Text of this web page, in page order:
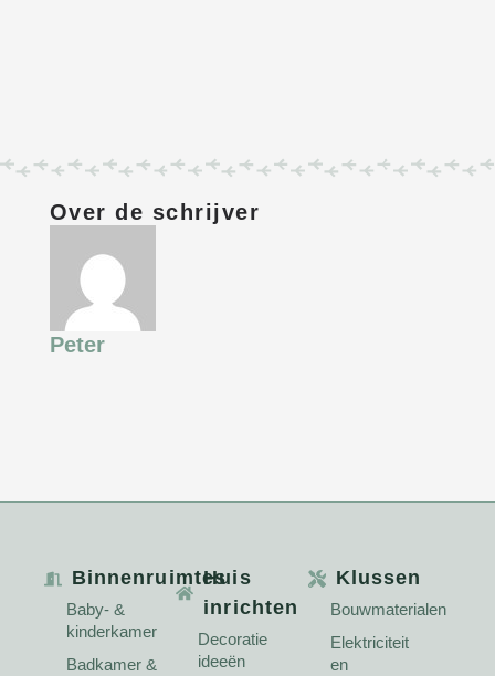
Over de schrijver
Peter
Binnenruimtes
Baby- &
kinderkamer
Badkamer &
Huis
inrichten
Decoratie
ideeën
Klussen
Bouwmaterialen
Elektriciteit
en